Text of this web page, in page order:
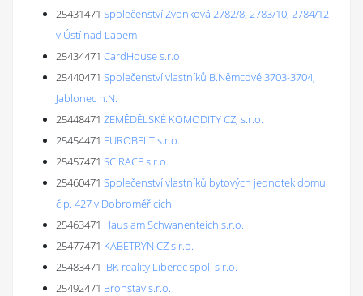
25431471 Společenství Zvonková 2782/8, 2783/10, 2784/12
v Ústí nad Labem
25434471 CardHouse s.r.o.
25440471 Společenství vlastníků B.Němcové 3703-3704,
Jablonec n.N.
25448471 ZEMĚDĚLSKÉ KOMODITY CZ, s.r.o.
25454471 EUROBELT s.r.o.
25457471 SC RACE s.r.o.
25460471 Společenství vlastníků bytových jednotek domu
č.p. 427 v Dobroměřicích
25463471 Haus am Schwanenteich s.r.o.
25477471 KABETRYN CZ s.r.o.
25483471 JBK reality Liberec spol. s r.o.
25492471 Bronstav s.r.o.